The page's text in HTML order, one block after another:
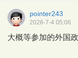
pointer243
2026-7-4 05:06
大概等参加的外国